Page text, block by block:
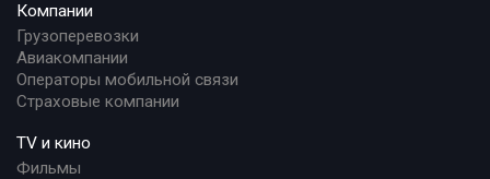
Компании
Грузоперевозки
Авиакомпании
Операторы мобильной связи
Страховые компании
TV и кино
Фильмы